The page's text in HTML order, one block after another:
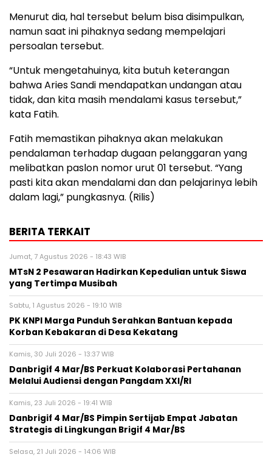
Menurut dia, hal tersebut belum bisa disimpulkan,
namun saat ini pihaknya sedang mempelajari
persoalan tersebut.
“Untuk mengetahuinya, kita butuh keterangan
bahwa Aries Sandi mendapatkan undangan atau
tidak, dan kita masih mendalami kasus tersebut,”
kata Fatih.
Fatih memastikan pihaknya akan melakukan
pendalaman terhadap dugaan pelanggaran yang
melibatkan paslon nomor urut 01 tersebut. “Yang
pasti kita akan mendalami dan dan pelajarinya lebih
dalam lagi,” pungkasnya. (Rilis)
BERITA TERKAIT
Jumat, 7 Agustus 2026 - 18:43 WIB
MTsN 2 Pesawaran Hadirkan Kepedulian untuk Siswa
yang Tertimpa Musibah
Sabtu, 1 Agustus 2026 - 19:10 WIB
PK KNPI Marga Punduh Serahkan Bantuan kepada
Korban Kebakaran di Desa Kekatang
Kamis, 30 Juli 2026 - 13:37 WIB
Danbrigif 4 Mar/BS Perkuat Kolaborasi Pertahanan
Melalui Audiensi dengan Pangdam XXI/RI
Kamis, 23 Juli 2026 - 19:41 WIB
Danbrigif 4 Mar/BS Pimpin Sertijab Empat Jabatan
Strategis di Lingkungan Brigif 4 Mar/BS
Selasa, 21 Juli 2026 - 14:06 WIB